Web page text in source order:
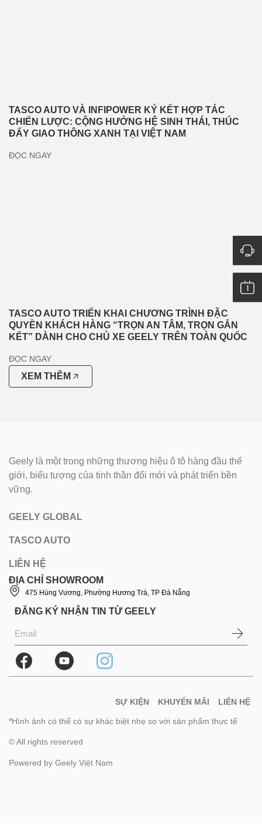
TASCO AUTO VÀ INFIPOWER KÝ KẾT HỢP TÁC
CHIẾN LƯỢC: CỘNG HƯỞNG HỆ SINH THÁI, THÚC
ĐẨY GIAO THÔNG XANH TẠI VIỆT NAM
ĐỌC NGAY
TASCO AUTO TRIỂN KHAI CHƯƠNG TRÌNH ĐẶC
QUYỀN KHÁCH HÀNG “TRỌN AN TÂM, TRỌN GẮN
KẾT” DÀNH CHO CHỦ XE GEELY TRÊN TOÀN QUỐC
ĐỌC NGAY
XEM THÊM
Geely là một trong những thương hiệu ô tô hàng đầu thế
giới, biểu tượng của tinh thần đổi mới và phát triển bền
vững.
GEELY GLOBAL
TASCO AUTO
LIÊN HỆ
ĐỊA CHỈ SHOWROOM
475 Hùng Vương, Phường Hương Trà, TP Đà Nẵng
ĐĂNG KÝ NHẬN TIN TỪ GEELY
© All rights reserved
Powered by Geely Việt Nam
*Hình ảnh có thể có sự khác biệt nhẹ so với sản phẩm thực tế
SỰ KIỆN KHUYẾN MÃI LIÊN HỆ